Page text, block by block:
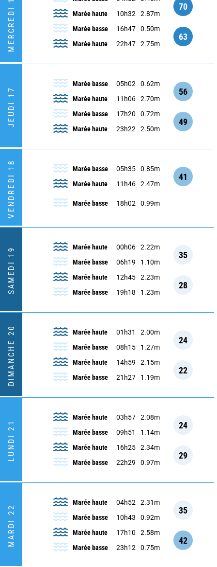
MERCREDI 16
Marée haute
10h32 2.87m
70
Marée basse 16h47
0.50m
Marée haute
22h47 2.75m
63
JEUDI 17
Marée basse 05h02
0.62m
Marée haute
11h06 2.70m
56
Marée basse 17h20
0.72m
Marée haute
23h22 2.50m
49
VENDREDI 18 Marée basse 05h35
0.85m
Marée haute
11h46 2.47m
41
Marée basse 18h02 0.99m
SAMEDI 19 Marée haute 00h06
2.22m
Marée basse
06h19 1.10m
35
Marée haute 12h45
2.23m
Marée basse
19h18 1.23m
28
DIMANCHE 20 Marée haute 01h31
2.00m
Marée basse
08h15 1.27m
24
Marée haute 14h59
2.15m
Marée basse
21h27 1.19m
22
LUNDI 21
Marée haute 03h57
2.08m
Marée basse
09h51 1.14m
24
Marée haute 16h25
2.34m
Marée basse
22h29 0.97m
29
MARDI 22
Marée haute 04h52
2.31m
Marée basse
10h43 0.92m
35
Marée haute 17h10
2.58m
Marée basse
23h12 0.75m
42